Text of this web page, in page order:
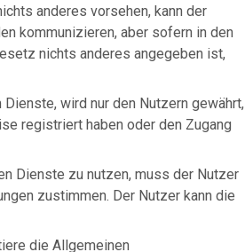
anderes vorsehen, kann der
kommunizieren, aber sofern in den
nichts anderes angegeben ist,
wird nur den Nutzern gewährt,
registriert haben oder den Zugang
Dienste zu nutzen, muss der Nutzer
zustimmen. Der Nutzer kann die
die Allgemeinen